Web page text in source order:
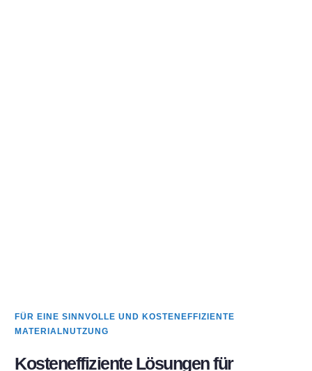
FÜR EINE SINNVOLLE UND KOSTENEFFIZIENTE
MATERIALNUTZUNG
Kosteneffiziente Lösungen für